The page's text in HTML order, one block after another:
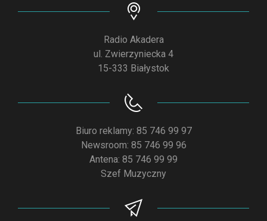
Radio Akadera
ul. Zwierzyniecka 4
15-333 Białystok
Biuro reklamy: 85 746 99 97
Newsroom: 85 746 99 96
Antena: 85 746 99 99
Szef Muzyczny